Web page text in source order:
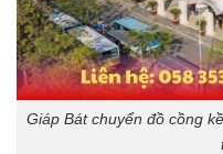
Giáp Bát chuyển đồ cồng